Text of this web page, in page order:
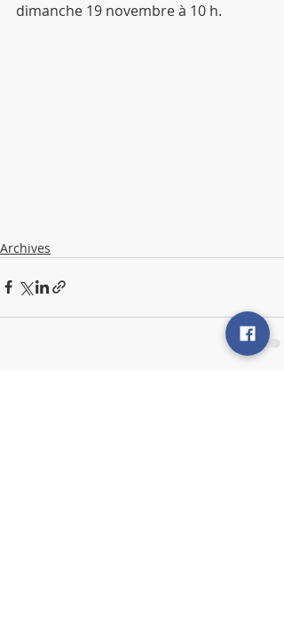
dimanche 19 novembre à 10 h.
Archives